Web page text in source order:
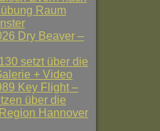
Raum
Dry Beaver –
setzt über die
+ Video
Key Flight –
über die
Hannover